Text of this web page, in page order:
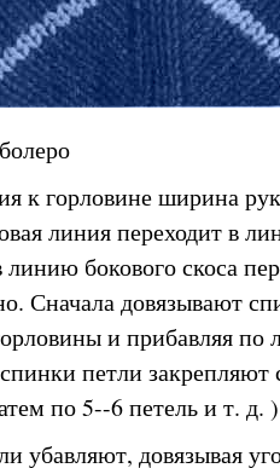
к горловине ширина
линия переходит в
бокового скоса
Сначала довязывают
и прибавляя по
петли закрепляют
по 5--6 петель и т. д.
убавляют, довязывая